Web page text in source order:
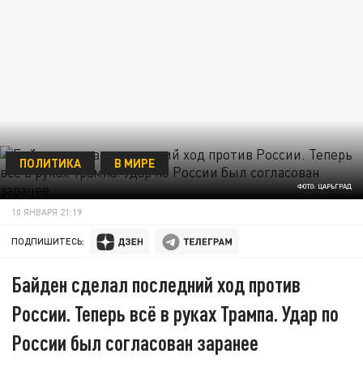
ФОТО: ЦАРЬГРАД
ПОЛИТИКА В МИРЕ
10 ЯНВАРЯ 21:19
ПОДПИШИТЕСЬ:
Байден сделал последний ход против
России. Теперь всё в руках Трампа. Удар по
России был согласован заранее